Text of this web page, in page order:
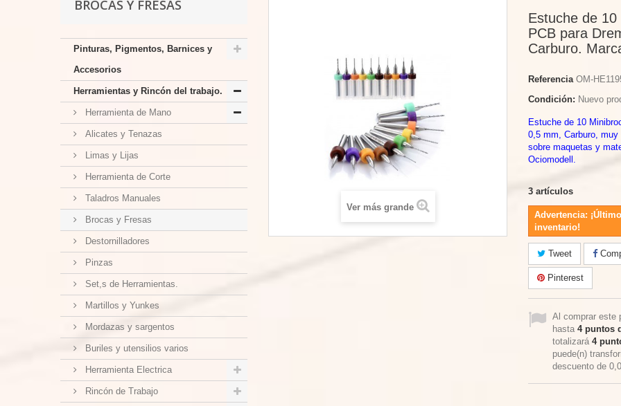
BROCAS Y FRESAS
Pinturas, Pigmentos, Barnices y
Accesorios
Herramientas y Rincón del trabajo.
Herramienta de Mano
Alicates y Tenazas
Limas y Lijas
Herramienta de Corte
Taladros Manuales
Brocas y Fresas
Destornilladores
Pinzas
Set,s de Herramientas.
Martillos y Yunkes
Mordazas y sargentos
Buriles y utensilios varios
Herramienta Electrica
Rincón de Trabajo
Ver más grande
Estuche de
PCB para
Carburo.
Referencia OM-
Condición: Nuevo
Estuche de 10
0,5 mm, Carburo,
sobre maquetas y
Ociomodell.
3 artículos
Advertencia:
inventario!
Tweet
Pinterest
Al comprar este
hasta 4puntos
totalizará 4
puede(n)
descuento de